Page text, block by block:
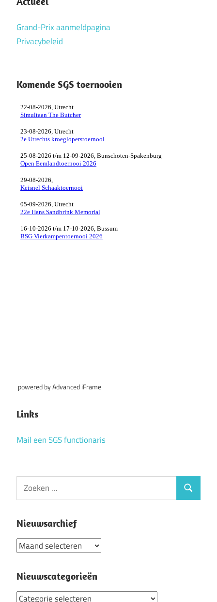
Grand-Prix aanmeldpagina
Privacybeleid
Komende SGS toernooien
powered by Advanced iFrame
Links
Mail een SGS functionaris
Zoeken
naar:
Zoeken
Nieuwsarchief
Nieuwsarchief
Nieuwscategorieën
Nieuwscategorieën